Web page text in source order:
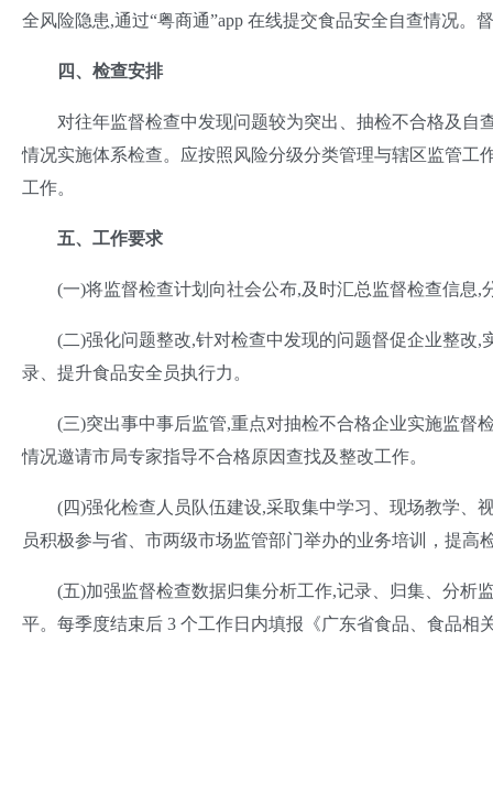
全风险隐患,通过“粤商通”app 在线提交食品安全自查情况
四、检查安排
对往年监督检查中发现问题较为突出、抽检不合格及自
情况实施体系检查。应按照风险分级分类管理与辖区监管
工作。
五、工作要求
(一)将监督检查计划向社会公布,及时汇总监督检查信息,
(二)强化问题整改,针对检查中发现的问题督促企业整改,
录、提升食品安全员执行力。
(三)突出事中事后监管,重点对抽检不合格企业实施监督
情况邀请市局专家指导不合格原因查找及整改工作。
(四)强化检查人员队伍建设,采取集中学习、现场教学、
员积极参与省、市两级市场监管部门举办的业务培训，提
(五)加强监督检查数据归集分析工作,记录、归集、分析
平。每季度结束后 3 个工作日内填报《广东省食品、食品